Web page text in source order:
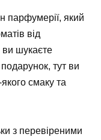
парфумерії, який
від
ви шукаєте
тут ви
смаку та
з перевіреними